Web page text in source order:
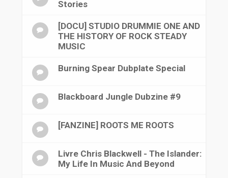
Stories
[DOCU] STUDIO DRUMMIE ONE AND
THE HISTORY OF ROCK STEADY
MUSIC
Burning Spear Dubplate Special
Blackboard Jungle Dubzine #9
[FANZINE] ROOTS ME ROOTS
Livre Chris Blackwell - The Islander:
My Life In Music And Beyond